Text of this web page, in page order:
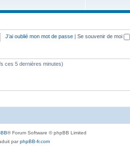
J’ai oublié mon mot de passe Se souvenir de moi
ces 5 dernières minutes)
® Forum Software © phpBB Limited
parphpBB-fr.com